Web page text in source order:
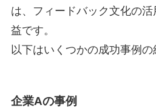
は、フィードバック文化の
益です。
以下はいくつかの成功事例の
企業Aの事例